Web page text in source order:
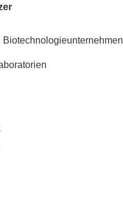
Biotechnologieunternehmen